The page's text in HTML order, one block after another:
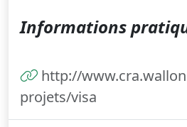
Informations
http://
projets/visa